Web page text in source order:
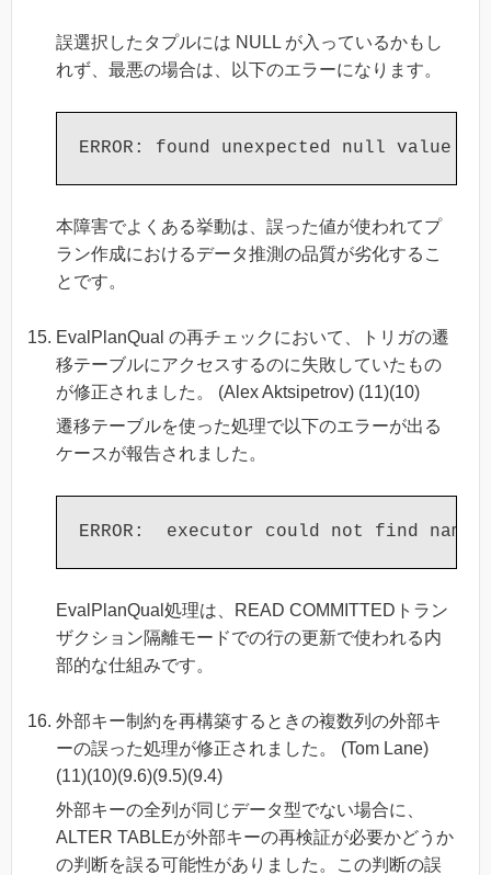
誤選択したタプルには NULL が入っているかもし
れず、最悪の場合は、以下のエラーになります。
本障害でよくある挙動は、誤った値が使われてプ
ラン作成におけるデータ推測の品質が劣化するこ
とです。
EvalPlanQual の再チェックにおいて、トリガの遷
移テーブルにアクセスするのに失敗していたもの
が修正されました。 (Alex Aktsipetrov) (11)(10)
遷移テーブルを使った処理で以下のエラーが出る
ケースが報告されました。
EvalPlanQual処理は、READ COMMITTEDトラン
ザクション隔離モードでの行の更新で使われる内
部的な仕組みです。
外部キー制約を再構築するときの複数列の外部キ
ーの誤った処理が修正されました。 (Tom Lane)
(11)(10)(9.6)(9.5)(9.4)
外部キーの全列が同じデータ型でない場合に、
ALTER TABLEが外部キーの再検証が必要かどうか
の判断を誤る可能性がありました。この判断の誤